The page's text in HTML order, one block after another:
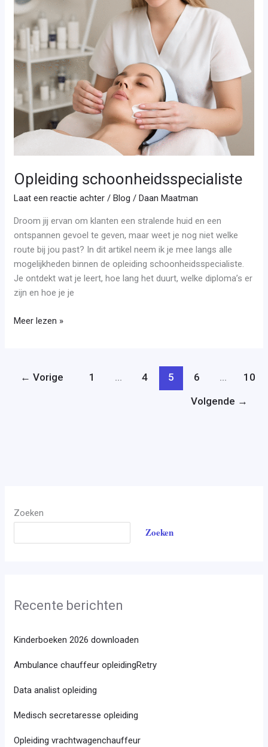
Opleiding schoonheidsspecialiste
Laat een reactie achter /Blog /Daan Maatman
Droom jij ervan om klanten een stralende huid en een
ontspannen gevoel te geven, maar weet je nog niet welke
route bij jou past? In dit artikel neem ik je mee langs alle
mogelijkheden binnen de opleiding schoonheidsspecialiste.
Je ontdekt wat je leert, hoe lang het duurt, welke diploma’s er
zijn en hoe je je
Meer lezen »
← Vorige 1 … 4 5 6 …
10
Volgende →
Zoeken
Zoeken
Recente berichten
Kinderboeken 2026 downloaden
Ambulance chauffeur opleidingRetry
Data analist opleiding
Medisch secretaresse opleiding
Opleiding vrachtwagenchauffeur